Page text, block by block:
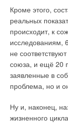
Кроме этого,
реальных
происходит, к
исследованиям,
не
союза, и ещё 20
заявленные в
проблема, но и
Ну и, наконец,
жизненного
означает более
становятся
следовательно,
«Всегда можно
диаметр
массивных
возникают
Потребности в
конструкций
недёшево, плюс
Лейбористская
Великобритании
промышленную
почти 70 тыс.
над созданием
эмиссии
своим
Окасио-Кортес,
«Новый зелёный
полное